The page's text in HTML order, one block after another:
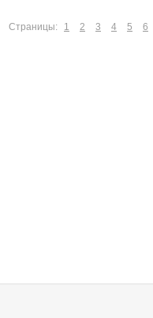
Страницы: 1 2 3 4 5 6